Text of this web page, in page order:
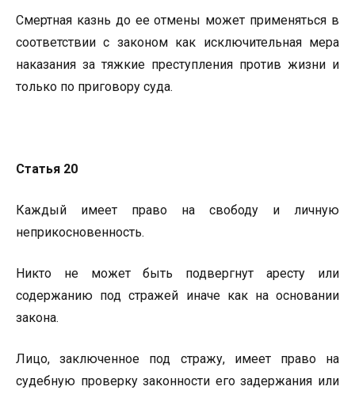
Смертная казнь до ее отмены может применяться в
соответствии с законом как исключительная мера
наказания за тяжкие преступления против жизни и
только по приговору суда.
Статья 20
Каждый имеет право на свободу и личную
неприкосновенность.
Никто не может быть подвергнут аресту или
содержанию под стражей иначе как на основании
закона.
Лицо, заключенное под стражу, имеет право на
судебную проверку законности его задержания или